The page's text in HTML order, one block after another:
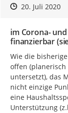
Zeitpunkt des
Zeitpunkt des
20. Juli 2020
im Corona-
finanzierbar
Wie die
offen
untersetzt), das
nicht einzige
eine
Unterstützung